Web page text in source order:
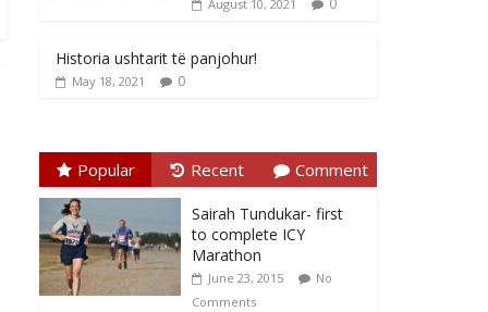
August 10, 2021 0
Historia ushtarit të panjohur!
May 18, 2021 0
Popular Recent Comment
Sairah Tundukar- first
to complete ICY
Marathon
June 23, 2015
No
Comments